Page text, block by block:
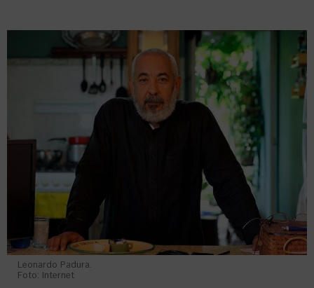
Leonardo Padura.
Foto: Internet